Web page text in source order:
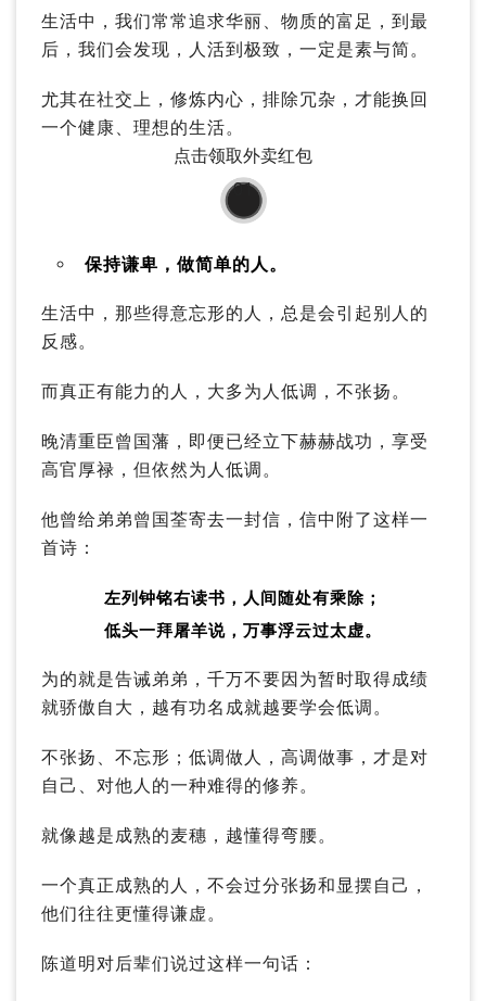
生活中，我们常常追求华丽、物质的富足，到最
后，我们会发现，人活到极致，一定是素与简。
尤其在社交上，修炼内心，排除冗杂，才能换回
一个健康、理想的生活。
点击领取外卖红包
01
保持谦卑，做简单的人。
生活中，那些得意忘形的人，总是会引起别人的
反感。
而真正有能力的人，大多为人低调，不张扬。
晚清重臣曾国藩，即便已经立下赫赫战功，享受
高官厚禄，但依然为人低调。
他曾给弟弟曾国荃寄去一封信，信中附了这样一
首诗：
左列钟铭右读书，人间随处有乘除；
低头一拜屠羊说，万事浮云过太虚。
为的就是告诫弟弟，千万不要因为暂时取得成绩
就骄傲自大，越有功名成就越要学会低调。
不张扬、不忘形；低调做人，高调做事，才是对
自己、对他人的一种难得的修养。
就像越是成熟的麦穗，越懂得弯腰。
一个真正成熟的人，不会过分张扬和显摆自己，
他们往往更懂得谦虚。
陈道明对后辈们说过这样一句话：